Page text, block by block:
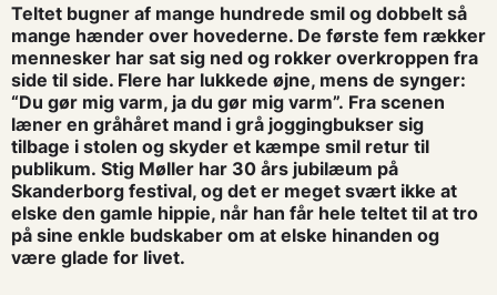
Teltet bugner af mange hundrede smil og dobbelt så
mange hænder over hovederne. De første fem rækker
mennesker har sat sig ned og rokker overkroppen fra
side til side. Flere har lukkede øjne, mens de synger:
“Du gør mig varm, ja du gør mig varm”. Fra scenen
læner en gråhåret mand i grå joggingbukser sig
tilbage i stolen og skyder et kæmpe smil retur til
publikum. Stig Møller har 30 års jubilæum på
Skanderborg festival, og det er meget svært ikke at
elske den gamle hippie, når han får hele teltet til at tro
på sine enkle budskaber om at elske hinanden og
være glade for livet.